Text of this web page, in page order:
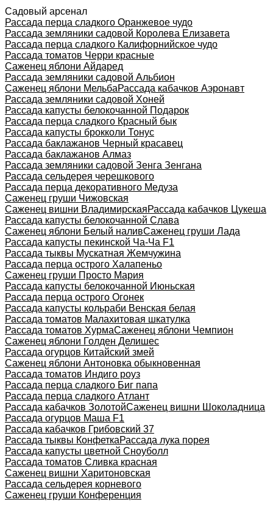
Садовый арсенал
Рассада перца сладкого Оранжевое чудо
Рассада земляники садовой Королева Елизавета
Рассада перца сладкого Калифорнийское чудо
Рассада томатов Черри красные
Саженец яблони Айдаред
Рассада земляники садовой Альбион
Саженец яблони МельбаРассада кабачков Аэронавт
Рассада земляники садовой Хоней
Рассада капусты белокочанной Подарок
Рассада перца сладкого Красный бык
Рассада капусты брокколи Тонус
Рассада баклажанов Черный красавец
Рассада баклажанов Алмаз
Рассада земляники садовой Зенга Зенгана
Рассада сельдерея черешкового
Рассада перца декоративного Медуза
Саженец груши Чижовская
Саженец вишни ВладимирскаяРассада кабачков Цукеша
Рассада капусты белокочанной Слава
Саженец яблони Белый наливСаженец груши Лада
Рассада капусты пекинской Ча-Ча F1
Рассада тыквы Мускатная Жемчужина
Рассада перца острого Халапеньо
Саженец груши Просто Мария
Рассада капусты белокочанной Июньская
Рассада перца острого Огонек
Рассада капусты кольраби Венская белая
Рассада томатов Малахитовая шкатулка
Рассада томатов ХурмаСаженец яблони Чемпион
Саженец яблони Голден Делишес
Рассада огурцов Китайский змей
Саженец яблони Антоновка обыкновенная
Рассада томатов Индиго роуз
Рассада перца сладкого Биг папа
Рассада перца сладкого Атлант
Рассада кабачков ЗолотойСаженец вишни Шоколадница
Рассада огурцов Маша F1
Рассада кабачков Грибовский 37
Рассада тыквы КонфеткаРассада лука порея
Рассада капусты цветной Сноуболл
Рассада томатов Сливка красная
Саженец вишни Харитоновская
Рассада сельдерея корневого
Саженец груши Конференция